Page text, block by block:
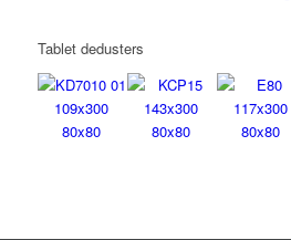
Tablet dedusters